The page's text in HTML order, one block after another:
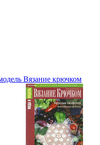
Вязание крючком